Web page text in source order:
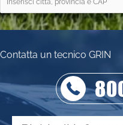
Contatta un tecnico GRIN